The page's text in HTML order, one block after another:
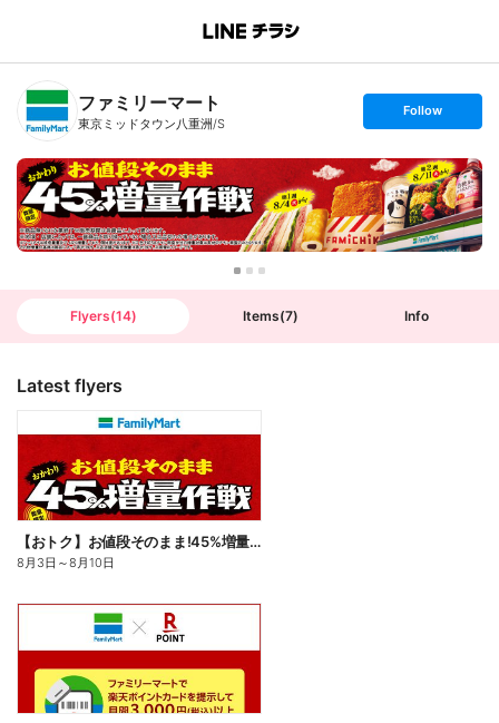
B
n
T
ファミリーマート
東京ミッドタウン八重洲/S
s
t
o
l
l
o
w
Follow
Flyers(14) Items(7) Info
Latest flyers
【おトク】お値段そのまま!45%増量作戦!
8月3日 ～8月10日